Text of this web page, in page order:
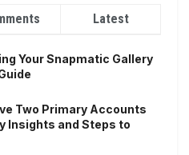
Latest
Your Snapmatic Gallery
Two Primary Accounts
Insights and Steps to